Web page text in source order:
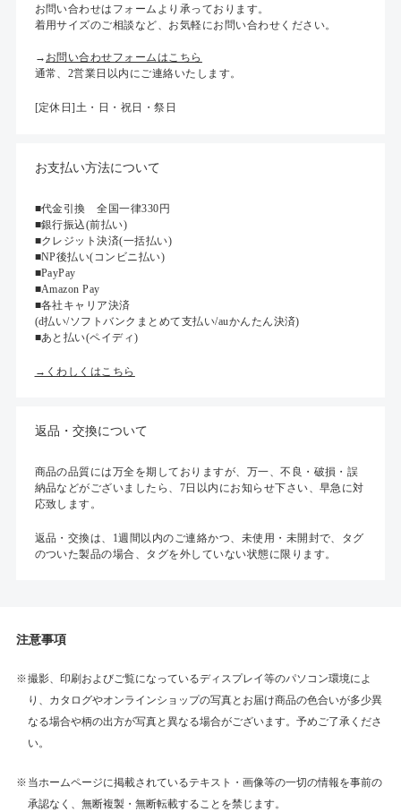
お問い合わせはフォームより承っております。
着用サイズのご相談など、お気軽にお問い合わせください。
→ お問い合わせフォームはこちら
通常、2営業日以内にご連絡いたします。
[定休日]土・日・祝日・祭日
お支払い方法について
■代金引換 全国一律330円
■銀行振込(前払い)
■クレジット決済(一括払い)
■NP後払い(コンビニ払い)
■PayPay
■Amazon Pay
■各社キャリア決済
(d払い/ソフトバンクまとめて支払い/auかんたん決済)
■あと払い(ペイディ)
→くわしくはこちら
返品・交換について
商品の品質には万全を期しておりますが、万一、不良・破損・誤
納品などがございましたら、7日以内にお知らせ下さい、早急に対
応致します。
返品・交換は、1週間以内のご連絡かつ、未使用・未開封で、タグ
のついた製品の場合、タグを外していない状態に限ります。
注意事項
撮影、印刷およびご覧になっているディスプレイ等のパソコン環境によ
り、カタログやオンラインショップの写真とお届け商品の色合いが多少異
なる場合や柄の出方が写真と異なる場合がございます。予めご了承くださ
い。
当ホームページに掲載されているテキスト・画像等の一切の情報を事前の
承認なく、無断複製・無断転載することを禁じます。